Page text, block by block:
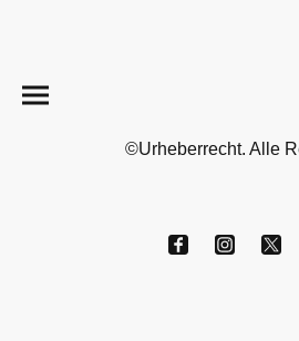
©Urheberrecht. Alle